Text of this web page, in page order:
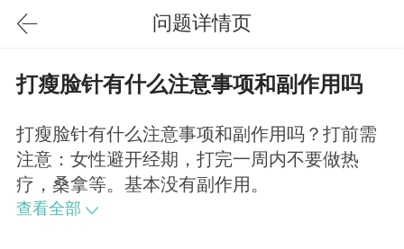
问题详情页
打瘦脸针有什么注意事项和副作用吗
打瘦脸针有什么注意事项和副作用吗？打前需
注意：女性避开经期，打完一周内不要做热
疗，桑拿等。基本没有副作用。
查看全部